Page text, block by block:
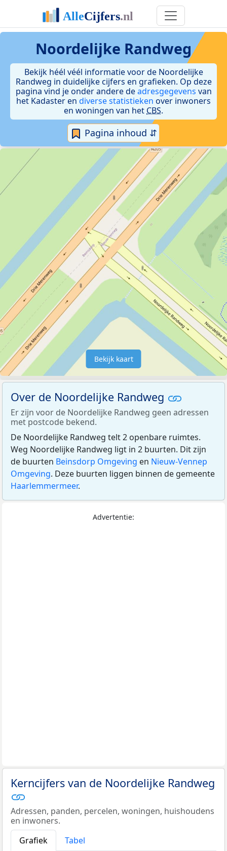
Noordelijke Randweg
Bekijk héél véél informatie voor de Noordelijke
Randweg in duidelijke cijfers en grafieken. Op deze
pagina vind je onder andere deadresgegevens van
het Kadaster en diverse statistieken over inwoners
en woningen van het CBS.
Pagina inhoud ⇵
Bekijk kaart
Over de Noordelijke Randweg
Er zijn voor de Noordelijke Randweg geen adressen
met postcode bekend.
De Noordelijke Randweg telt 2 openbare ruimtes.
Weg Noordelijke Randweg ligt in 2 buurten. Dit zijn
de buurten Beinsdorp Omgeving en Nieuw-Vennep
Omgeving. Deze buurten liggen binnen de gemeente
Haarlemmermeer.
Advertentie:
Kerncijfers van de Noordelijke Randweg
Adressen, panden, percelen, woningen, huishoudens
en inwoners.
Grafiek
Tabel